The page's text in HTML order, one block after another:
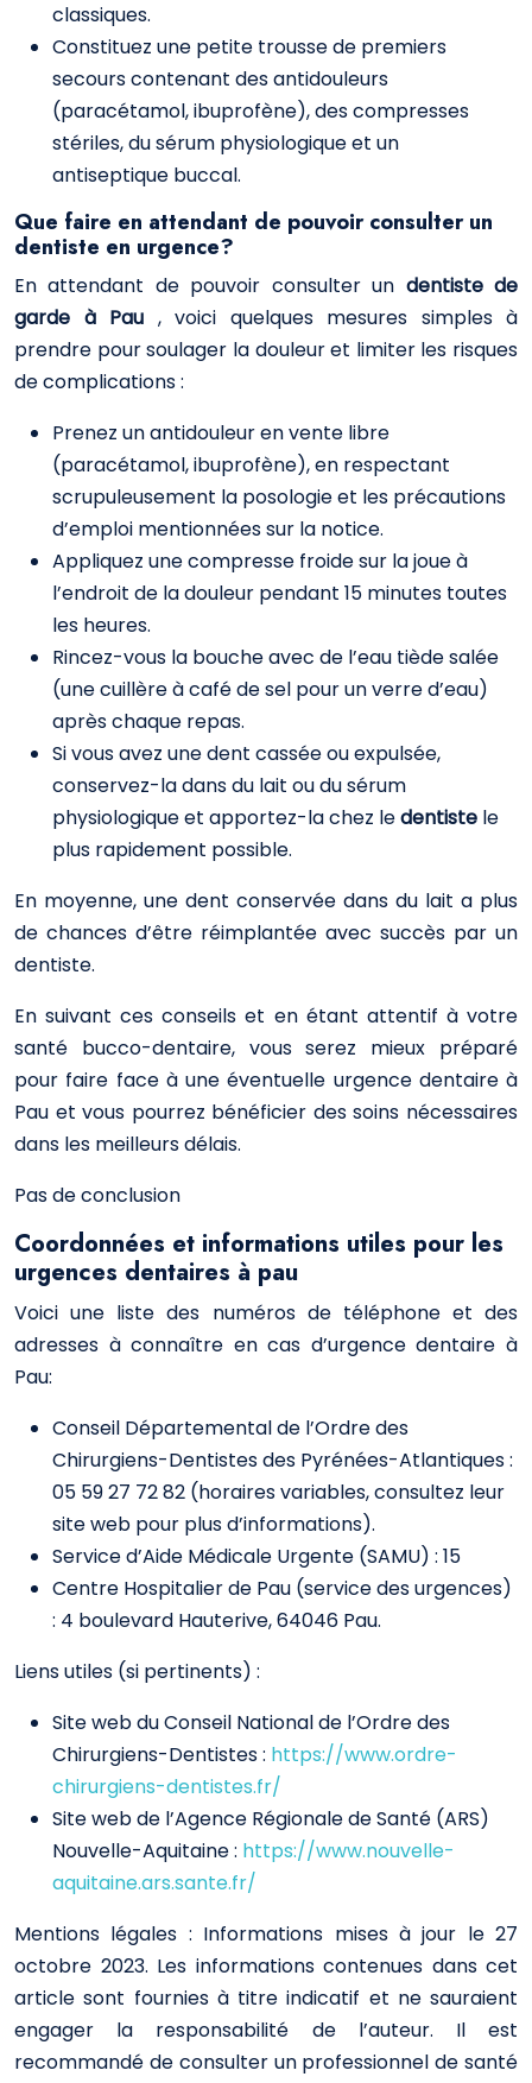
classiques.
Constituez une petite trousse de premiers
secours contenant des antidouleurs
(paracétamol, ibuprofène), des compresses
stériles, du sérum physiologique et un
antiseptique buccal.
Que faire en attendant de pouvoir consulter un
dentiste en urgence?
En attendant de pouvoir consulter un dentiste de
garde à Pau , voici quelques mesures simples à
prendre pour soulager la douleur et limiter les risques
de complications :
Prenez un antidouleur en vente libre
(paracétamol, ibuprofène), en respectant
scrupuleusement la posologie et les précautions
d’emploi mentionnées sur la notice.
Appliquez une compresse froide sur la joue à
l’endroit de la douleur pendant 15 minutes toutes
les heures.
Rincez-vous la bouche avec de l’eau tiède salée
(une cuillère à café de sel pour un verre d’eau)
après chaque repas.
Si vous avez une dent cassée ou expulsée,
conservez-la dans du lait ou du sérum
physiologique et apportez-la chez ledentiste le
plus rapidement possible.
En moyenne, une dent conservée dans du lait a plus
de chances d’être réimplantée avec succès par un
dentiste.
En suivant ces conseils et en étant attentif à votre
santé bucco-dentaire, vous serez mieux préparé
pour faire face à une éventuelle urgence dentaire à
Pau et vous pourrez bénéficier des soins nécessaires
dans les meilleurs délais.
Pas de conclusion
Coordonnées et informations utiles pour les
urgences dentaires à pau
Voici une liste des numéros de téléphone et des
adresses à connaître en cas d’urgence dentaire à
Pau:
Conseil Départemental de l’Ordre des
Chirurgiens-Dentistes des Pyrénées-Atlantiques :
05 59 27 72 82 (horaires variables, consultez leur
site web pour plus d’informations).
Service d’Aide Médicale Urgente (SAMU) : 15
Centre Hospitalier de Pau (service des urgences)
: 4 boulevard Hauterive, 64046 Pau.
Liens utiles (si pertinents) :
Site web du Conseil National de l’Ordre des
Chirurgiens-Dentistes : https://www.ordre-
chirurgiens-dentistes.fr/
Site web de l’Agence Régionale de Santé (ARS)
Nouvelle-Aquitaine : https://www.nouvelle-
aquitaine.ars.sante.fr/
Mentions légales : Informations mises à jour le 27
octobre 2023. Les informations contenues dans cet
article sont fournies à titre indicatif et ne sauraient
engager la responsabilité de l’auteur. Il est
recommandé de consulter un professionnel de santé